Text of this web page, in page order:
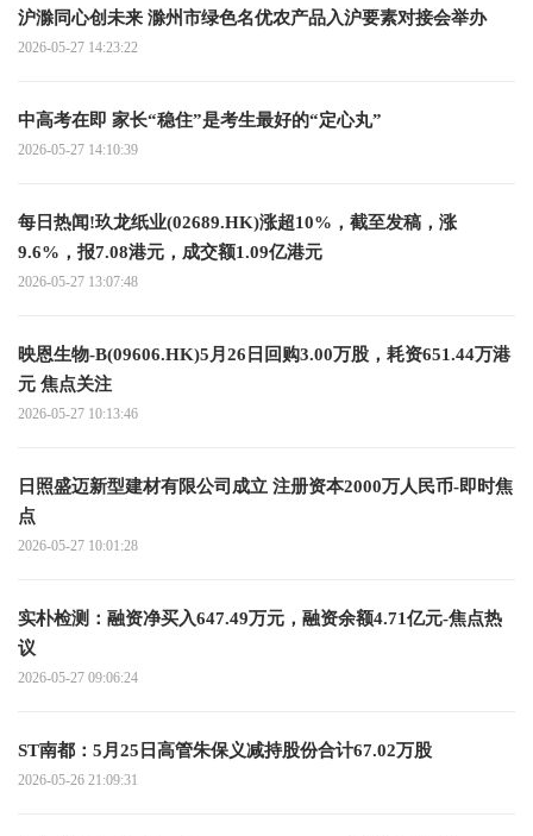
沪滁同心创未来 滁州市绿色名优农产品入沪要素对接会举办
2026-05-27 14:23:22
中高考在即 家长“稳住”是考生最好的“定心丸”
2026-05-27 14:10:39
每日热闻!玖龙纸业(02689.HK)涨超10%，截至发稿，涨
9.6%，报7.08港元，成交额1.09亿港元
2026-05-27 13:07:48
映恩生物-B(09606.HK)5月26日回购3.00万股，耗资651.44万港
元 焦点关注
2026-05-27 10:13:46
日照盛迈新型建材有限公司成立 注册资本2000万人民币-即时焦
点
2026-05-27 10:01:28
实朴检测：融资净买入647.49万元，融资余额4.71亿元-焦点热
议
2026-05-27 09:06:24
ST南都：5月25日高管朱保义减持股份合计67.02万股
2026-05-26 21:09:31